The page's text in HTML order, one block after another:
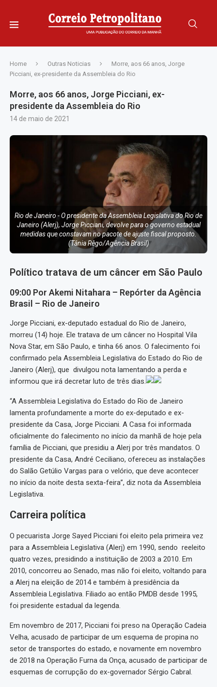
Home Outras Noticias
Morre, aos 66 anos, Jorge
Picciani, ex-presidente da Assembleia do Rio
Morre, aos 66 anos, Jorge Picciani, ex-
presidente da Assembleia do Rio
14 de maio de 2021
Rio de Janeiro - O presidente da Assembleia Legislativa do Rio de
Janeiro (Alerj), Jorge Picciani, devolve para o governo estadual
medidas que constavam no pacote de ajuste fiscal proposto.
(Tânia Rêgo/Agência Brasil)
Político tratava de um câncer em São Paulo
09:00 Por Akemi Nitahara – Repórter da Agência
Brasil – Rio de Janeiro
Jorge Picciani, ex-deputado estadual do Rio de Janeiro,
morreu (14) hoje. Ele tratava de um câncer no Hospital Vila
Nova Star, em São Paulo, e tinha 66 anos. O falecimento foi
confirmado pela Assembleia Legislativa do Estado do Rio de
Janeiro (Alerj), que divulgou nota lamentando a perda e
informou que irá decretar luto de três dias.
“A Assembleia Legislativa do Estado do Rio de Janeiro
lamenta profundamente a morte do ex-deputado e ex-
presidente da Casa, Jorge Picciani. A Casa foi informada
oficialmente do falecimento no início da manhã de hoje pela
família de Picciani, que presidiu a Alerj por três mandatos. O
presidente da Casa, André Ceciliano, ofereceu as instalações
do Salão Getúlio Vargas para o velório, que deve acontecer
no início da noite desta sexta-feira”, diz nota da Assembleia
Legislativa.
Carreira política
O pecuarista Jorge Sayed Picciani foi eleito pela primeira vez
para a Assembleia Legislativa (Alerj) em 1990, sendo reeleito
quatro vezes, presidindo a instituição de 2003 a 2010. Em
2010, concorreu ao Senado, mas não foi eleito, voltando para
a Alerj na eleição de 2014 e também à presidência da
Assembleia Legislativa. Filiado ao então PMDB desde 1995,
foi presidente estadual da legenda.
Em novembro de 2017, Picciani foi preso na Operação Cadeia
Velha, acusado de participar de um esquema de propina no
setor de transportes do estado, e novamente em novembro
de 2018 na Operação Furna da Onça, acusado de participar de
esquemas de corrupção do ex-governador Sérgio Cabral.